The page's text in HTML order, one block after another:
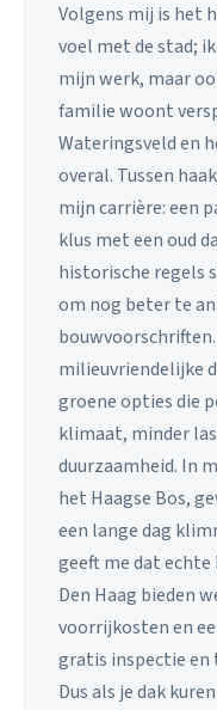
Volgens mij is het
voel met de stad;
mijn werk, maar
familie woont
Wateringsveld en
overal. Tussen
mijn carrière: een
klus met een oud
historische regels
om nog beter te
milieuvriendelijke
groene opties die
klimaat, minder
duurzaamheid. In
het Haagse Bos,
een lange dag
geeft me dat echte
Den Haag bieden
voorrijkosten en
gratis inspectie en
Dus als je dak